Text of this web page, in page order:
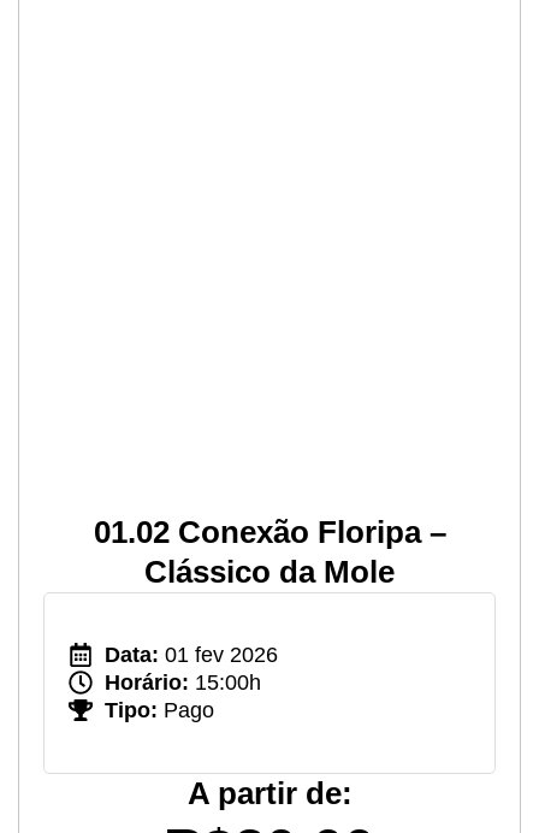
01.02 Conexão Floripa –
Clássico da Mole
Data: 01 fev 2026
Horário: 15:00h
Tipo: Pago
A partir de: